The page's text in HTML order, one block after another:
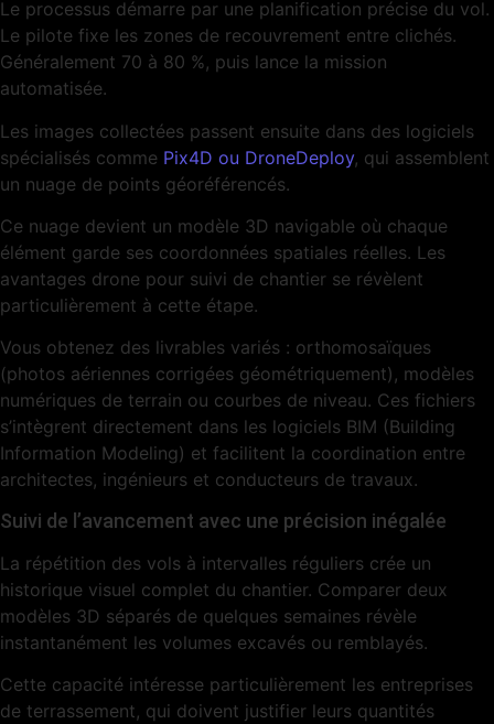
Le processus démarre par une planification précise du vol.
Le pilote fixe les zones de recouvrement entre clichés.
Généralement 70 à 80 %, puis lance la mission
automatisée.
Les images collectées passent ensuite dans des logiciels
spécialisés comme Pix4D ou DroneDeploy, qui assemblent
un nuage de points géoréférencés.
Ce nuage devient un modèle 3D navigable où chaque
élément garde ses coordonnées spatiales réelles. Les
avantages drone pour suivi de chantier se révèlent
particulièrement à cette étape.
Vous obtenez des livrables variés : orthomosaïques
(photos aériennes corrigées géométriquement), modèles
numériques de terrain ou courbes de niveau. Ces fichiers
s’intègrent directement dans les logiciels BIM (Building
Information Modeling) et facilitent la coordination entre
architectes, ingénieurs et conducteurs de travaux.
Suivi de l’avancement avec une précision inégalée
La répétition des vols à intervalles réguliers crée un
historique visuel complet du chantier. Comparer deux
modèles 3D séparés de quelques semaines révèle
instantanément les volumes excavés ou remblayés.
Cette capacité intéresse particulièrement les entreprises
de terrassement, qui doivent justifier leurs quantités